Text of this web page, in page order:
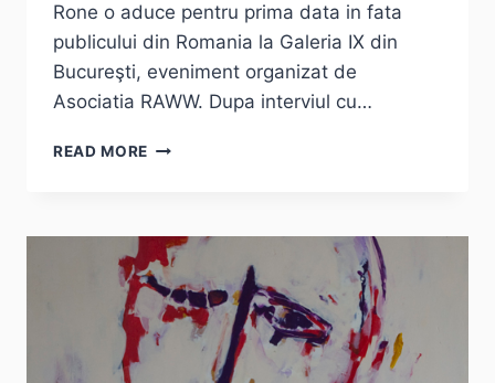
Rone o aduce pentru prima data in fata
publicului din Romania la Galeria IX din
Bucureşti, eveniment organizat de
Asociatia RAWW. Dupa interviul cu…
READ MORE POVESTEA
DE
LA
GALERIA
IX